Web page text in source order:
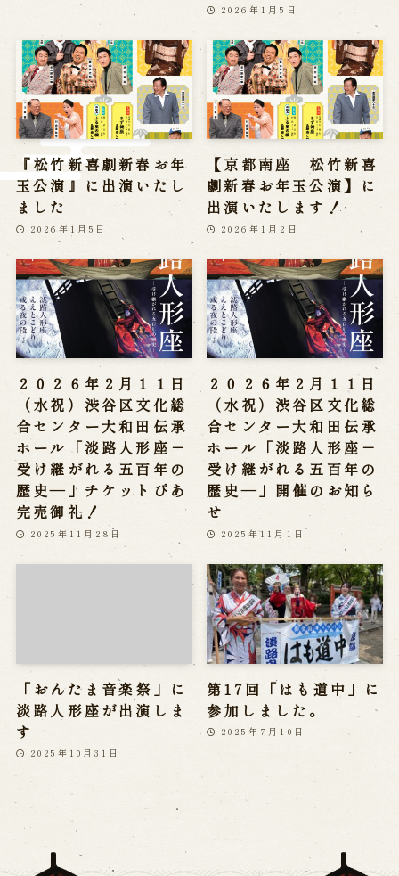
求人情報
※株式会社うずのくに南あわじの求人情報ページへ移動します
関連施設
通販サイトうずのくに
道の駅うずしお
うずの丘大鳴門橋記念館
2026年1月5日
『松竹新喜劇新春お年
玉公演』に出演いたし
ました
2026年1月5日
【京都南座 松竹新喜
劇新春お年玉公演】に
出演いたします！
2026年1月2日
２０２６年２月１１日
（水祝）渋谷区文化総
合センター大和田伝承
ホール「淡路人形座－
受け継がれる五百年の
歴史―」チケットぴあ
完売御礼！
2025年11月28日
２０２６年２月１１日
（水祝）渋谷区文化総
合センター大和田伝承
ホール「淡路人形座－
受け継がれる五百年の
歴史―」開催のお知ら
せ
2025年11月1日
「おんたま音楽祭」に
淡路人形座が出演しま
す
2025年10月31日
第17回「はも道中」に
参加しました。
2025年7月10日